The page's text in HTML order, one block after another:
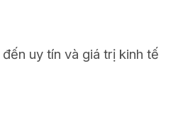
uy tín và giá trị kinh tế